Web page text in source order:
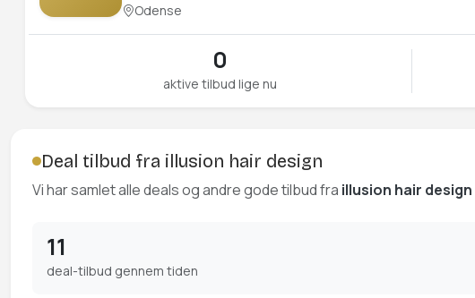
Odense
0
aktive tilbud lige nu
Deal tilbud fra illusion hair design
Vi har samlet alle deals og andre gode tilbud fra illusion hair design
11
deal-tilbud gennem tiden